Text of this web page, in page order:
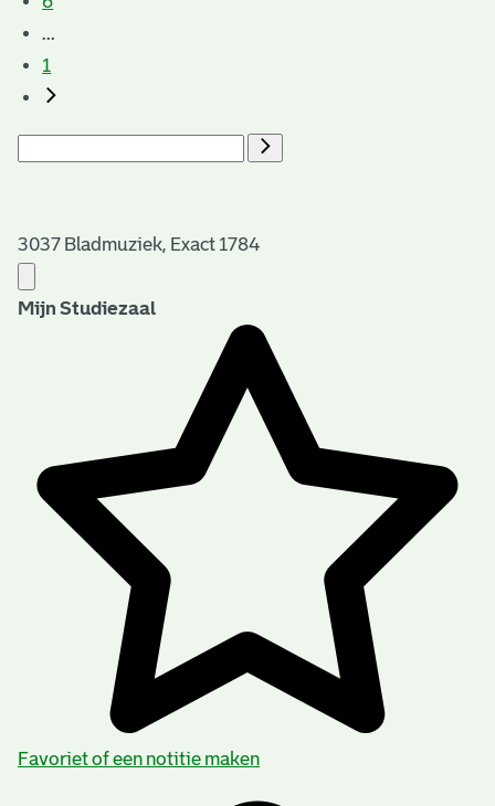
...
1
3037 Bladmuziek, Exact 1784
Mijn Studiezaal
Favoriet of een notitie maken